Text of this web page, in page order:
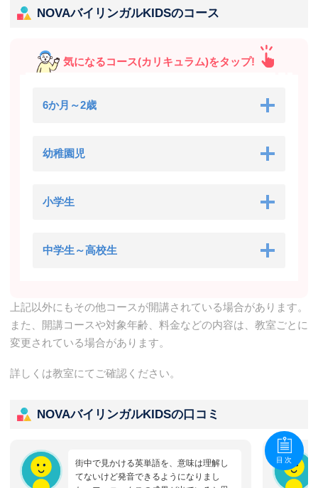
NOVAバイリンガルKIDSのコース
気になるコース(カリキュラム)をタップ!
6か月～2歳
幼稚園児
小学生
中学生～高校生
上記以外にもその他コースが開講されている場合があります。
また、開講コースや対象年齢、料金などの内容は、教室ごとに
変更されている場合があります。
詳しくは教室にてご確認ください。
NOVAバイリンガルKIDSの口コミ
街中で見かける英単語を、意味は理解し
てないけど発音できるようになりまし
目次